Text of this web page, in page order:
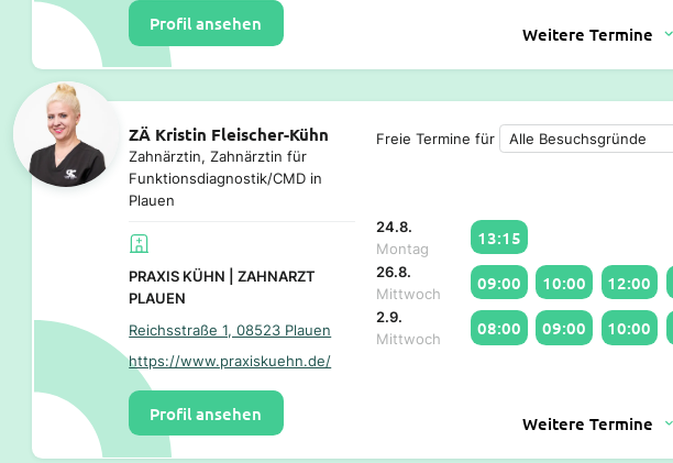
Profil ansehen Weitere Termine
ZÄ Kristin Fleischer-Kühn
Zahnärztin, Zahnärztin für
Funktionsdiagnostik/CMD in
Plauen
PRAXIS KÜHN | ZAHNARZT
PLAUEN
Reichsstraße 1, 08523 Plauen
https://www.praxiskuehn.de/
Profil ansehen
Freie Termine für
24.8.
Montag
13:15
26.8.
Mittwoch
09:00 10:00 12:00
2.9.
Mittwoch
08:00 09:00 10:00
Weitere Termine